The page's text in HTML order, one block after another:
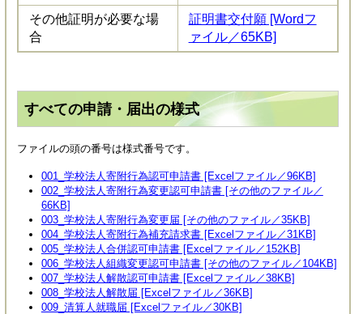
その他証明が必要な場
合
証明書交付願 [Wordフ
ァイル／65KB]
すべての申請・届出の様式
ファイルの頭の番号は様式番号です。
001_学校法人寄附行為認可申請書 [Excelファイル／96KB]
​002_学校法人寄附行為変更認可申請書 [その他のファイル／
66KB]
003_学校法人寄附行為変更届 [その他のファイル／35KB]
004_学校法人寄附行為補充請求書 [Excelファイル／31KB]
005_学校法人合併認可申請書 [Excelファイル／152KB]
006_学校法人組織変更認可申請書 [その他のファイル／104KB]
007_学校法人解散認可申請書 [Excelファイル／38KB]
008_学校法人解散届 [Excelファイル／36KB]
009_清算人就職届 [Excelファイル／30KB]